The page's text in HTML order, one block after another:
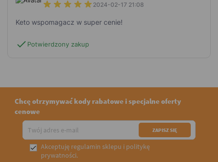
2024-02-17 21:08
Keto wspomagacz w super cenie!
check Potwierdzony zakup
Chcę otrzymywać kody rabatowe i specjalne oferty
cenowe
 Akceptuję regulamin sklepu i politykę
prywatności.